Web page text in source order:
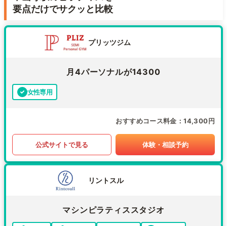
要点だけでサクッと比較
プリッツジム
月4パーソナルが14300
女性専用
おすすめコース料金 14,300円
公式サイトで見る 体験・相談予約
リントスル
マシンピラティススタジオ